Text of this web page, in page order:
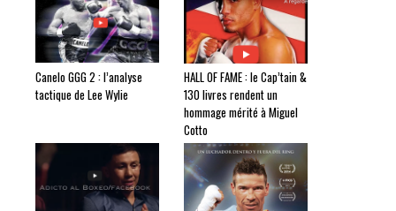
Canelo GGG 2 : l’analyse
tactique de Lee Wylie
HALL OF FAME : le Cap’tain &
130 livres rendent un
hommage mérité à Miguel
Cotto